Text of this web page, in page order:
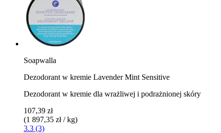
Soapwalla
Dezodorant w kremie Lavender Mint Sensitive
Dezodorant w kremie dla wrażliwej i podrażnionej skóry
107,39 zł
(1 897,35 zł / kg)
3.3 (3)